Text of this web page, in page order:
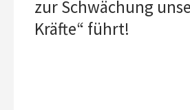
zur Schwächung
Kräfte“ führt!